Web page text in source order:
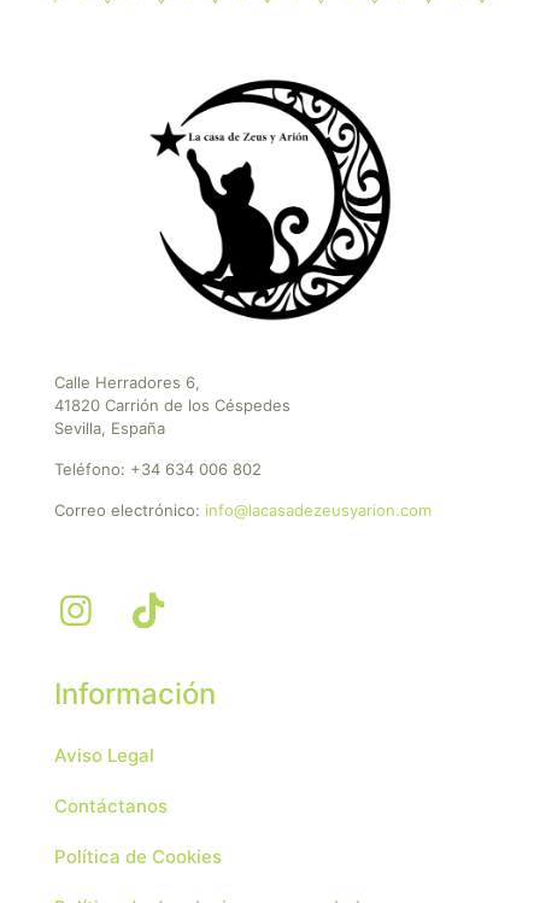
Calle Herradores 6,
41820 Carrión de los Céspedes
Sevilla, España
Teléfono: +34 634 006 802
Correo electrónico: info@lacasadezeusyarion.com
Información
Aviso Legal
Contáctanos
Política de Cookies